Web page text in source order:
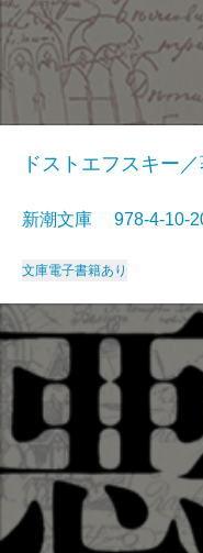
ドストエフスキー
新潮文庫 978-4-10-
文庫電子書籍あり